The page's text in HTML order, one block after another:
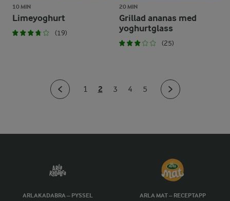
10 MIN
Limeyoghurt
(19)
20 MIN
Grillad ananas med
yoghurtglass
(25)
1 2 3 4 5
ARLAKADABRA – PYSSEL
ARLA MAT – RECEPTAPP